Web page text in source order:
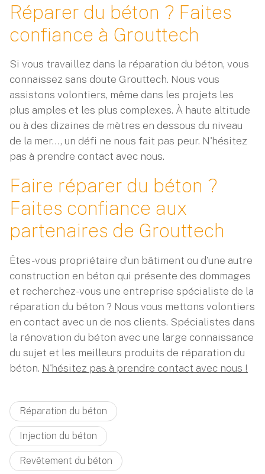
Réparer du béton ? Faites
confiance à Grouttech
Si vous travaillez dans la réparation du béton, vous
connaissez sans doute Grouttech. Nous vous
assistons volontiers, même dans les projets les
plus amples et les plus complexes. À haute altitude
ou à des dizaines de mètres en dessous du niveau
de la mer…, un défi ne nous fait pas peur. N'hésitez
pas à prendre contact avec nous.
Faire réparer du béton ?
Faites confiance aux
partenaires de Grouttech
Êtes-vous propriétaire d’un bâtiment ou d’une autre
construction en béton qui présente des dommages
et recherchez-vous une entreprise spécialiste de la
réparation du béton ? Nous vous mettons volontiers
en contact avec un de nos clients. Spécialistes dans
la rénovation du béton avec une large connaissance
du sujet et les meilleurs produits de réparation du
béton. N'hésitez pas à prendre contact avec nous !
Réparation du béton
Injection du béton
Revêtement du béton